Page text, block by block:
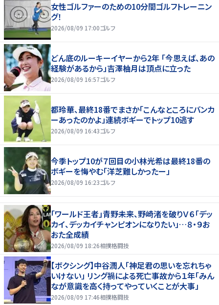
女性ゴルファーのための10分間ゴルフトレーニン
グ！
2026/08/09 17:00ゴルフ
どん底のルーキーイヤーから2年 「今思えば、あの
経験があるから」吉澤柚月は頂点に立った
2026/08/09 16:57ゴルフ
都玲華、最終18番でまさか「こんなところにバンカ
ーあったのかよ」連続ボギーでトップ10逃す
2026/08/09 16:43ゴルフ
今季トップ10が７回目の小林光希は最終18番の
ボギーを悔やむ「洋芝難しかったー」
2026/08/09 16:23ゴルフ
「ワールド王者」青野未来、野崎渚を破りＶ６「デッ
カイ、デッカイチャンピオンになりたい」…８・９お
おた全成績
2026/08/09 18:26相撲格闘技
【ボクシング】中谷潤人「神足君の思いを忘れちゃ
いけない」 リング禍による死亡事故から１年「みん
なが意識を高く持ってやっていくことが大事」
2026/08/09 17:46相撲格闘技